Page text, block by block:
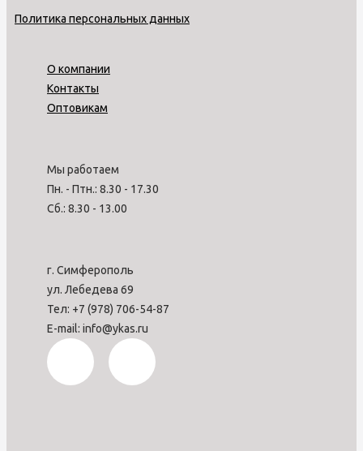
Политика персональных данных
О компании
Контакты
Оптовикам
Мы работаем
Пн. - Птн.: 8.30 - 17.30
Сб.: 8.30 - 13.00
г. Симферополь
ул. Лебедева 69
Тел: +7 (978) 706-54-87
E-mail: info@ykas.ru